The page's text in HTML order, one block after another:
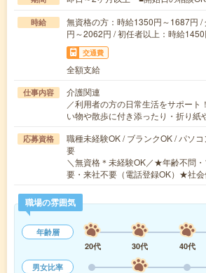
時給
無資格の方：時給1350円～1687円 /
円～2062円 / 初任者以上：時給
交通費
全額支給
仕事内容
介護関連
／利用者の方の日常生活をサポー
い物や散歩に付き添ったり・折り
応募資格
職種未経験OK / ブランクOK / パソ
要
＼無資格＊未経験OK／★年齢不問
要・来社不要（電話登録OK）★社
職場の雰囲気
年齢層
20代
30代 40代
男女比率